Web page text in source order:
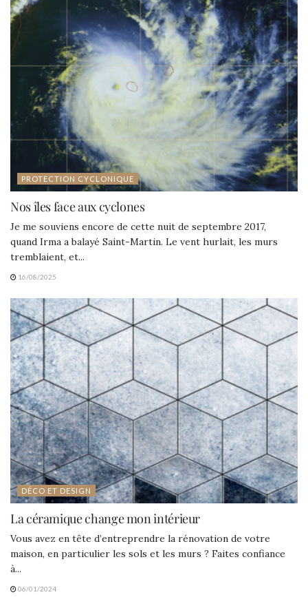
PROTECTION CYCLONIQUE
Nos îles face aux cyclones
Je me souviens encore de cette nuit de septembre 2017,
quand Irma a balayé Saint-Martin. Le vent hurlait, les murs
tremblaient, et...
16/08/2025
DÉCO ET DESIGN
La céramique change mon intérieur
Vous avez en tête d’entreprendre la rénovation de votre
maison, en particulier les sols et les murs ? Faites confiance
à...
06/01/2024